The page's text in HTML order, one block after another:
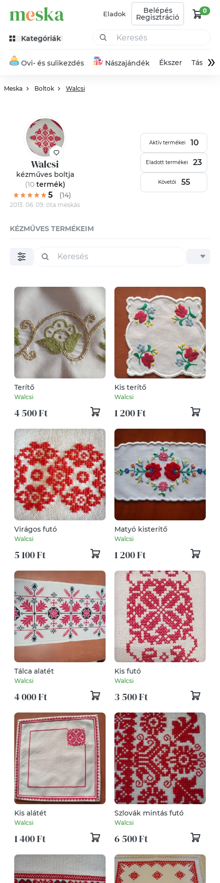
Eladok Belépés
Regisztráció
0
Kategóriák
Ovi- és sulikezdés Nászajándék Ékszer Táska»
Meska Boltok Walcsi
Walcsi
kézműves boltja
(10termék)
5 (14)
2013. 06. 09. óta meskás
Aktív termékei 10
Eladott termékei 23
Követői 55
KÉZMŰVES TERMÉKEIM
Terítő
Walcsi
4 500 Ft
Kis terítő
Walcsi
1 200 Ft
Virágos futó
Walcsi
5 100 Ft
Matyó kisterítő
Walcsi
1 200 Ft
Tálca alatét
Walcsi
4 000 Ft
Kis futó
Walcsi
3 500 Ft
Kis alátét
Walcsi
1 400 Ft
Szlovák mintás futó
Walcsi
6 500 Ft